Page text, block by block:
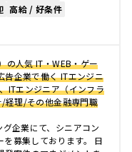
高給 / 好条件
の人気 IT・WEB・ゲー
告企業で働く ITエンジニ
ITエンジニア（インフラ
経理/その他金融専門職
企業にて、シニアコン
募集しております。 日